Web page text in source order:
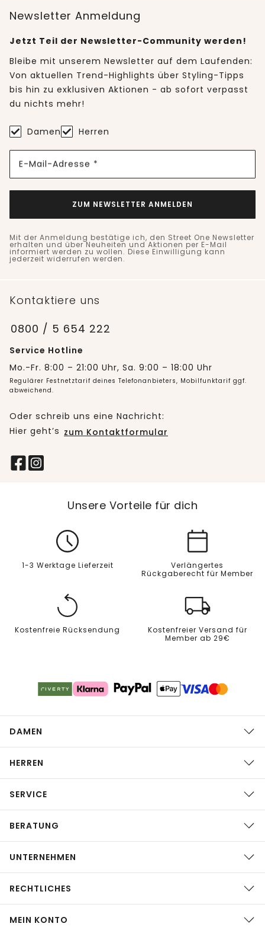
Newsletter Anmeldung
Jetzt Teil der Newsletter-Community werden!
Bleibe mit unserem Newsletter auf dem Laufenden:
Von aktuellen Trend-Highlights über Styling-Tipps
bis hin zu exklusiven Aktionen - ab sofort verpasst
du nichts mehr!
Damen Herren
E-Mail-Adresse *
ZUM NEWSLETTER ANMELDEN
Mit der Anmeldung bestätige ich, den Street One Newsletter
erhalten und über Neuheiten und Aktionen per E-Mail
informiert werden zu wollen. Diese Einwilligung kann
jederzeit widerrufen werden.
Kontaktiere uns
0800 / 5 654 222
Service Hotline
Mo.-Fr. 8:00 – 21:00 Uhr, Sa. 9:00 – 18:00 Uhr
Regulärer Festnetztarif deines Telefonanbieters, Mobilfunktarif ggf.
abweichend.
Oder schreib uns eine Nachricht:
Hier geht’s zum Kontaktformular
Unsere Vorteile für dich
1-3 Werktage Lieferzeit
Verlängertes
Rückgaberecht für Member
Kostenfreie Rücksendung
Kostenfreier Versand für
Member ab 29€
DAMEN
HERREN
SERVICE
BERATUNG
UNTERNEHMEN
RECHTLICHES
MEIN KONTO